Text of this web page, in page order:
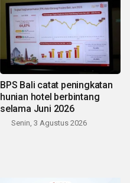
BPS Bali catat peningkatan
hunian hotel berbintang
selama Juni 2026
Senin, 3 Agustus 2026